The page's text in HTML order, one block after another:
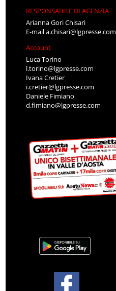
RESPONSABILE DI AGENZIA
Arianna Gori Chisari
E-maila.chisari@lgpresse.com
Account
Luca Torino
l.torino@lgpresse.com
Ivana Cretier
i.cretier@lgpresse.com
Daniele Fimiano
d.fimiano@lgpresse.com